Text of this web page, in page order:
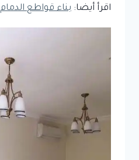
اقرأ أيضا: بناء قواطع الدمام